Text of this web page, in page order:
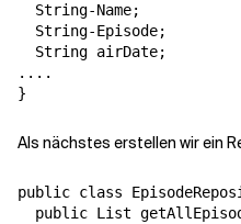
  String-Name;
  String-Episode;
  String airDate;
....
Als nächstes erstellen wir ein
public class
public List